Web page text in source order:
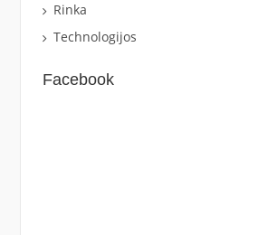
Rinka
Technologijos
Facebook